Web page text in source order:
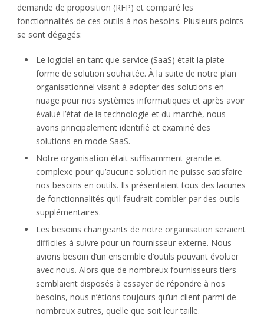
demande de proposition (RFP) et comparé les
fonctionnalités de ces outils à nos besoins. Plusieurs points
se sont dégagés:
Le logiciel en tant que service (SaaS) était la plate-
forme de solution souhaitée. À la suite de notre plan
organisationnel visant à adopter des solutions en
nuage pour nos systèmes informatiques et après avoir
évalué l’état de la technologie et du marché, nous
avons principalement identifié et examiné des
solutions en mode SaaS.
Notre organisation était suffisamment grande et
complexe pour qu’aucune solution ne puisse satisfaire
nos besoins en outils. Ils présentaient tous des lacunes
de fonctionnalités qu’il faudrait combler par des outils
supplémentaires.
Les besoins changeants de notre organisation seraient
difficiles à suivre pour un fournisseur externe. Nous
avions besoin d’un ensemble d’outils pouvant évoluer
avec nous. Alors que de nombreux fournisseurs tiers
semblaient disposés à essayer de répondre à nos
besoins, nous n’étions toujours qu’un client parmi de
nombreux autres, quelle que soit leur taille.